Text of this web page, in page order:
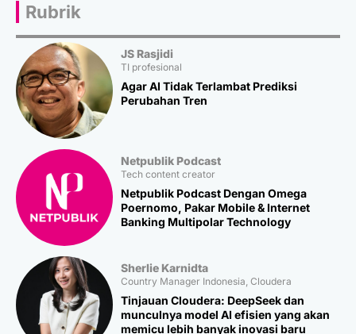
Rubrik
JS Rasjidi
TI profesional
Agar AI Tidak Terlambat Prediksi
Perubahan Tren
Netpublik Podcast
Tech content creator
Netpublik Podcast Dengan Omega
Poernomo, Pakar Mobile & Internet
Banking Multipolar Technology
Sherlie Karnidta
Country Manager Indonesia, Cloudera
Tinjauan Cloudera: DeepSeek dan
munculnya model AI efisien yang akan
memicu lebih banyak inovasi baru